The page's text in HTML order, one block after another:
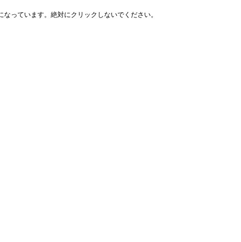
っています。絶対にクリックしないでください。